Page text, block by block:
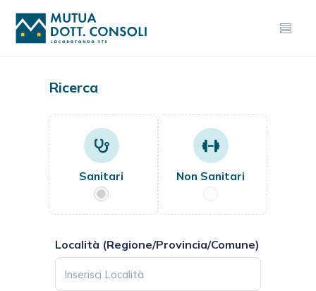
Ricerca
Sanitari Non Sanitari
Località (Regione/Provincia/Comune)